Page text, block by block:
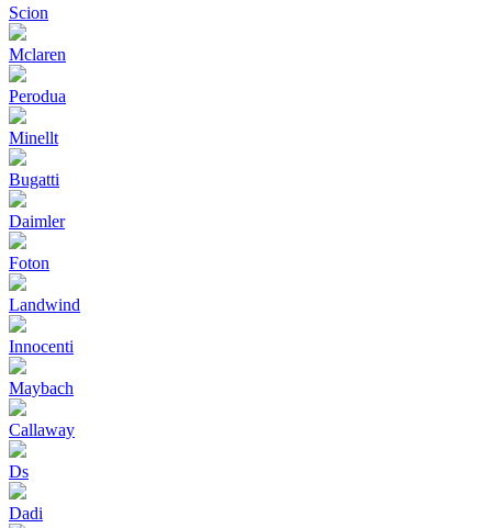
Scion
Mclaren
Perodua
Minellt
Bugatti
Daimler
Foton
Landwind
Innocenti
Maybach
Callaway
Ds
Dadi